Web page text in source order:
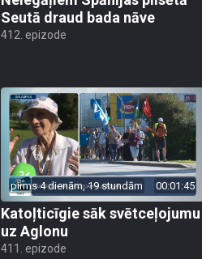
Seutā draud bada nāve
412. epizode
pirms 4 dienām, 19 stundām 00:01:45
Katoļticīgie sāk svētceļojumu
uz Aglonu
411. epizode